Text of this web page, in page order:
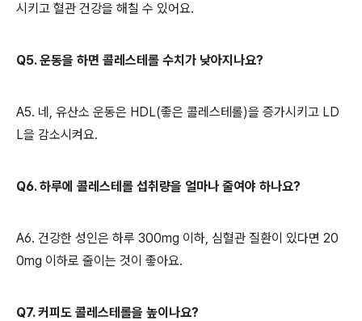
시키고 혈관 건강을 해칠 수 있어요.
Q5. 운동을 하면 콜레스테롤 수치가 낮아지나요?
A5. 네, 유산소 운동은 HDL(좋은 콜레스테롤)을 증가시키고 LD
L을 감소시켜요.
Q6. 하루에 콜레스테롤 섭취량을 얼마나 줄여야 하나요?
A6. 건강한 성인은 하루 300mg 이하, 심혈관 질환이 있다면 20
0mg 이하로 줄이는 것이 좋아요.
Q7. 커피도 콜레스테롤을 높이나요?